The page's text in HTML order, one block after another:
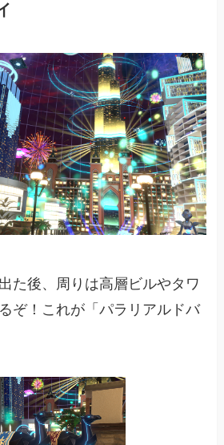
た後、周りは高層ビルやタワ
ぞ！これが「パラリアルドバ